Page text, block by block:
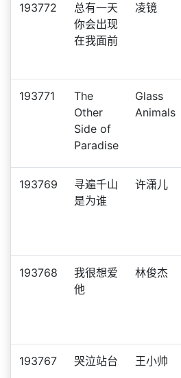
193772
总有一天
你会出现
在我面前
凌镜
193771
The
Other
Side of
Paradise
Glass
Animals
193769
寻遍千山
是为谁
许潇儿
193768
我很想爱
他
林俊杰
193767 哭泣站台 王小帅